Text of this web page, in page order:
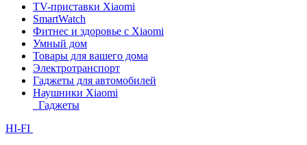
TV-приставки Xiaomi
SmartWatch
Фитнес и здоровье с Xiaomi
Умный дом
Товары для вашего дома
Электротранспорт
Гаджеты для автомобилей
Наушники Xiaomi
Гаджеты
HI-FI